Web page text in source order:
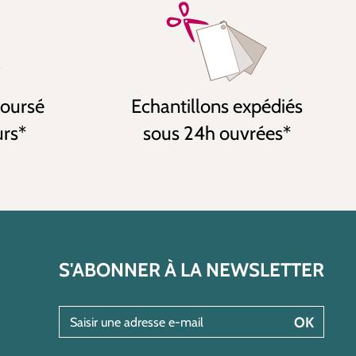
Echantillons expédiés
sous 24h ouvrées*
S'ABONNER À LA NEWSLETTER
OK